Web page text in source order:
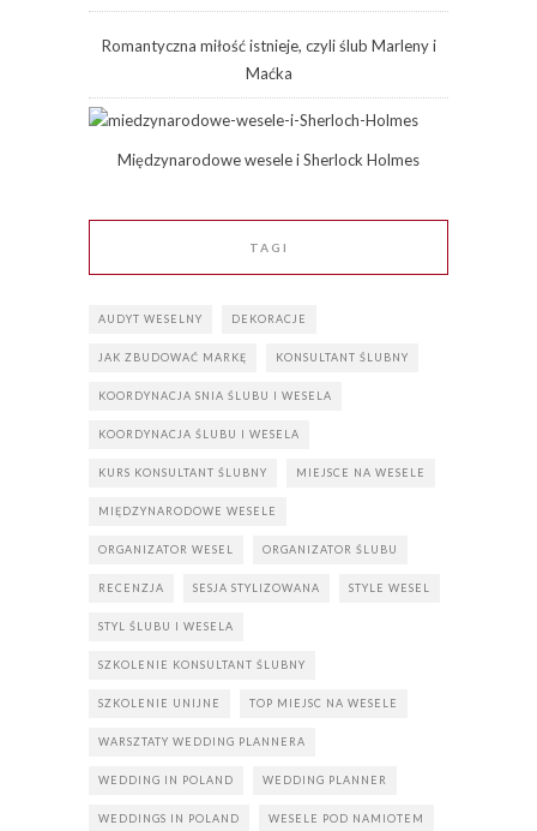
Romantyczna miłość istnieje, czyli ślub Marleny i
Maćka
Międzynarodowe wesele i Sherlock Holmes
TAGI
AUDYT WESELNY DEKORACJE
JAK ZBUDOWAĆ MARKĘ KONSULTANT ŚLUBNY
KOORDYNACJA SNIA ŚLUBU I WESELA
KOORDYNACJA ŚLUBU I WESELA
KURS KONSULTANT ŚLUBNY MIEJSCE NA WESELE
MIĘDZYNARODOWE WESELE
ORGANIZATOR WESEL ORGANIZATOR ŚLUBU
RECENZJA SESJA STYLIZOWANA STYLE WESEL
STYL ŚLUBU I WESELA
SZKOLENIE KONSULTANT ŚLUBNY
SZKOLENIE UNIJNE TOP MIEJSC NA WESELE
WARSZTATY WEDDING PLANNERA
WEDDING IN POLAND WEDDING PLANNER
WEDDINGS IN POLAND WESELE POD NAMIOTEM